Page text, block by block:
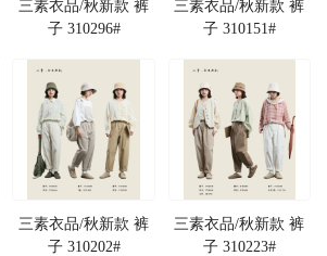
三素衣品/秋新款 裤
子 310296#
三素衣品/秋新款 裤
子 310151#
三素衣品/秋新款 裤
子 310202#
三素衣品/秋新款 裤
子 310223#